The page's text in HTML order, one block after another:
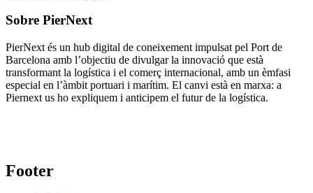
Sobre PierNext
PierNext és un hub digital de coneixement impulsat pel Port de
Barcelona amb l’objectiu de divulgar la innovació que està
transformant la logística i el comerç internacional, amb un èmfasi
especial en l’àmbit portuari i marítim. El canvi està en marxa: a
Piernext us ho expliquem i anticipem el futur de la logística.
Footer